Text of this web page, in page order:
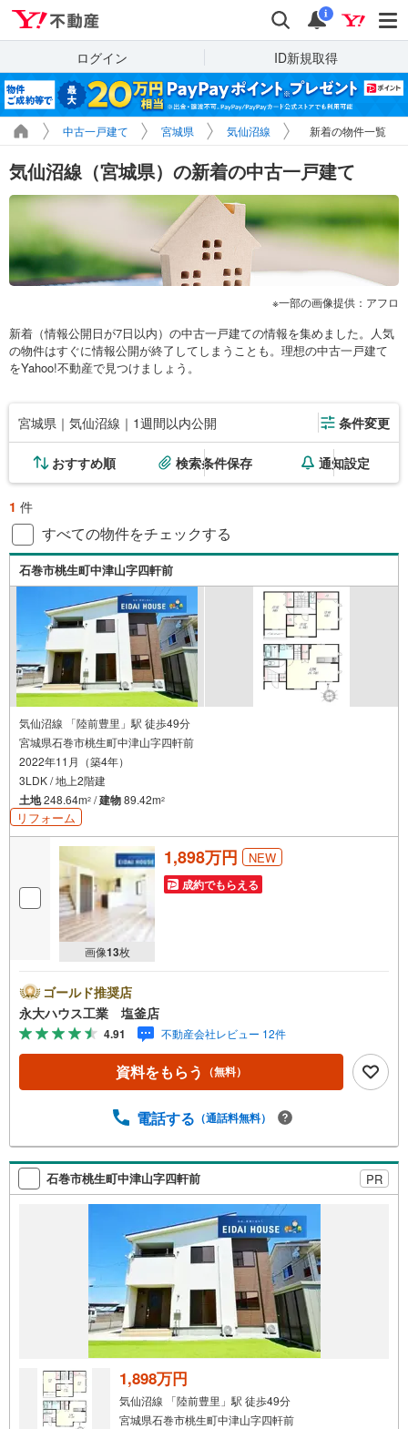
検索 通知
i
ログイン ID新規取得
中古一戸建て 宮城県 気仙沼線 新着の物件一覧
気仙沼線（宮城県）の新着の中古一戸建て
一部の画像提供：アフロ
新着（情報公開日が7日以内）の中古一戸建ての情報を集めました。人気
の物件はすぐに情報公開が終了してしまうことも。理想の中古一戸建て
をYahoo!不動産で見つけましょう。
宮城県｜気仙沼線｜1週間以内公開 条件変更
おすすめ順 検索条件保存 通知設定
1 件
すべての物件をチェックする
石巻市桃生町中津山字四軒前
気仙沼線 「陸前豊里」駅 徒歩49分
宮城県石巻市桃生町中津山字四軒前
2022年11月（築4年）
3LDK / 地上2階建
土地248.64m2 /建物89.42m2
リフォーム
画像13枚
1,898万円 NEW
成約でもらえる
ゴールド推奨店
永大ハウス工業 塩釜店
4.91 不動産会社レビュー 12件
資料をもらう （無料）
電話する （通話料無料）
石巻市桃生町中津山字四軒前 PR
1,898万円
気仙沼線 「陸前豊里」駅 徒歩49分
宮城県石巻市桃生町中津山字四軒前